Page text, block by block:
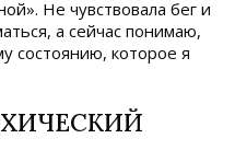
Не чувствовала бег и
а сейчас понимаю,
состоянию, которое я